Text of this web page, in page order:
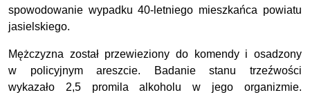
spowodowanie wypadku 40-letniego mieszkańca powiatu
jasielskiego.
Mężczyzna został przewieziony do komendy i osadzony
w policyjnym areszcie. Badanie stanu trzeźwości
wykazało 2,5 promila alkoholu w jego organizmie.